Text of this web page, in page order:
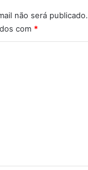
não será publicado.
com *